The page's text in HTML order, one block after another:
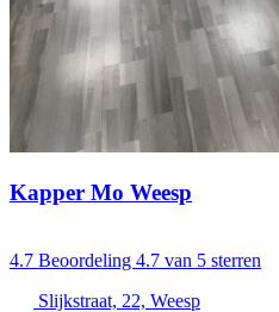
Kapper Mo Weesp
4.7 Beoordeling 4.7 van 5 sterren
Slijkstraat, 22, Weesp